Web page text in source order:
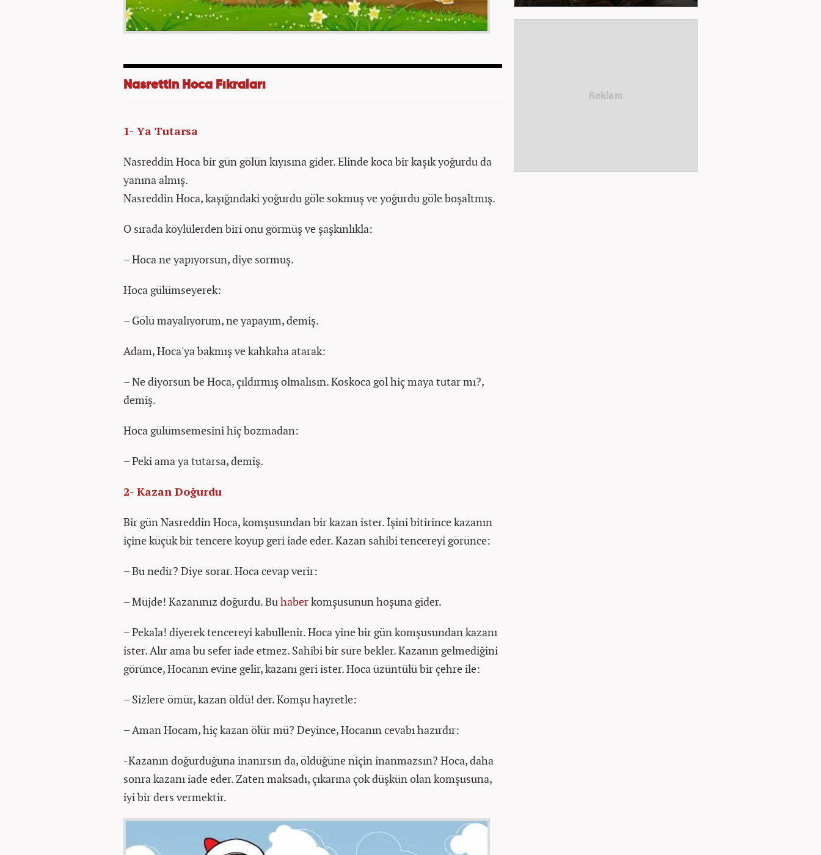
Nasrettin Hoca Fıkraları
1- Ya Tutarsa
Nasreddin Hoca bir gün gölün kıyısına gider. Elinde koca bir kaşık yoğurdu da
yanına almış.
Nasreddin Hoca, kaşığındaki yoğurdu göle sokmuş ve yoğurdu göle boşaltmış.
O sırada köylülerden biri onu görmüş ve şaşkınlıkla:
– Hoca ne yapıyorsun, diye sormuş.
Hoca gülümseyerek:
– Gölü mayalıyorum, ne yapayım, demiş.
Adam, Hoca'ya bakmış ve kahkaha atarak:
– Ne diyorsun be Hoca, çıldırmış olmalısın. Koskoca göl hiç maya tutar mı?,
demiş.
Hoca gülümsemesini hiç bozmadan:
– Peki ama ya tutarsa, demiş.
2- Kazan Doğurdu
Bir gün Nasreddin Hoca, komşusundan bir kazan ister. İşini bitirince kazanın
içine küçük bir tencere koyup geri iade eder. Kazan sahibi tencereyi görünce:
– Bu nedir? Diye sorar. Hoca cevap verir:
– Müjde! Kazanınız doğurdu. Buhaberkomşusunun hoşuna gider.
– Pekala! diyerek tencereyi kabullenir. Hoca yine bir gün komşusundan kazanı
ister. Alır ama bu sefer iade etmez. Sahibi bir süre bekler. Kazanın gelmediğini
görünce, Hocanın evine gelir, kazanı geri ister. Hoca üzüntülü bir çehre ile:
– Sizlere ömür, kazan öldü! der. Komşu hayretle:
– Aman Hocam, hiç kazan ölür mü? Deyince, Hocanın cevabı hazırdır:
-Kazanın doğurduğuna inanırsın da, öldüğüne niçin inanmazsın? Hoca, daha
sonra kazanı iade eder. Zaten maksadı, çıkarına çok düşkün olan komşusuna,
iyi bir ders vermektir.